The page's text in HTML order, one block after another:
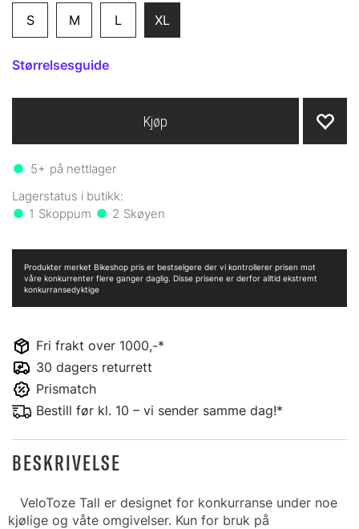
S M L XL
Størrelsesguide
5+ på nettlager
1 2
Kjøp
Fri frakt over 1000,-*
30 dagers returrett
Prismatch
Bestill før kl. 10 – vi sender samme dag!*
Produkter merket Bikeshop pris er bestselgere der vi kontrollerer prisen mot
våre konkurrenter flere ganger daglig. Disse prisene er derfor alltid ekstremt
konkurransedyktige
BESKRIVELSE
VeloToze Tall er designet for konkurranse under noe
kjølige og våte omgivelser. Kun for bruk på